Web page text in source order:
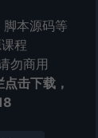
本源码等
程
勿商用
击下载，